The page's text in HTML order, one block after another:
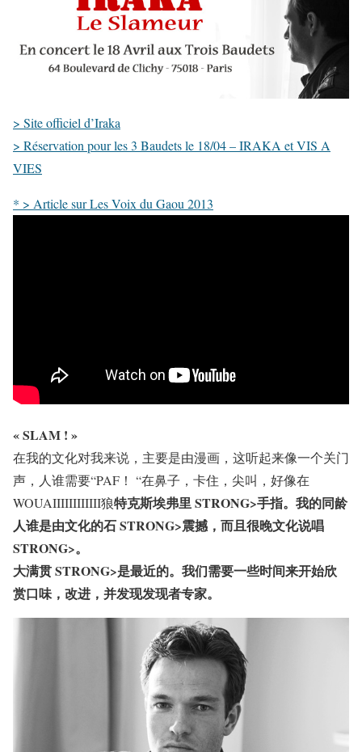
> Site officiel d’Iraka
> Réservation pour les 3 Baudets le 18/04 – IRAKA et VIS A
VIES
* > Article sur Les Voix du Gaou 2013
« SLAM ! »
在我的文化对我来说，主要是由漫画，这听起来像一个关门
声，人谁需要“PAF！ “在鼻子，卡住，尖叫，好像在
WOUAIIIIIIIIIIII狼特克斯埃弗里 STRONG>手指。我的同龄
人谁是由文化的石 STRONG>震撼，而且很晚文化说唱
STRONG>。
大满贯 STRONG>是最近的。我们需要一些时间来开始欣
赏口味，改进，并发现发现者专家。